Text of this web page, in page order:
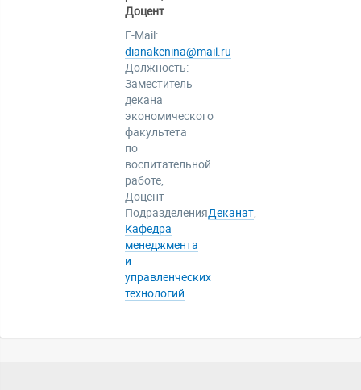
Доцент
E-Mail:
dianakenina@mail.ru
Должность:
Заместитель
декана
экономического
факультета
по
воспитательной
работе,
Доцент
ПодразделенияДеканат,
Кафедра
менеджмента
и
управленческих
технологий